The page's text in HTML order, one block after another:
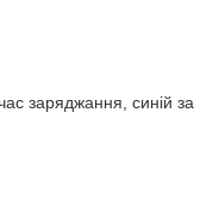
заряджання, синій за